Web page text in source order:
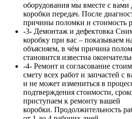
оборудования мы вместе с вами
коробки передач. После
причины поломки и стоимость
-3- Демонтаж и дефектовка
коробку при вас – показываем
объясняем, в чём причина
становится известна
-4- Ремонт и согласование
смету всех работ и запчастей с
и не может измениться в
подтверждения стоимости,
приступаем к ремонту вашей
коробки. Продолжительность